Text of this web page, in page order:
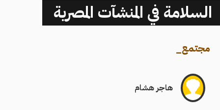
السلامة في المنشآت المصرية
مجتمع_
هاجر هشام